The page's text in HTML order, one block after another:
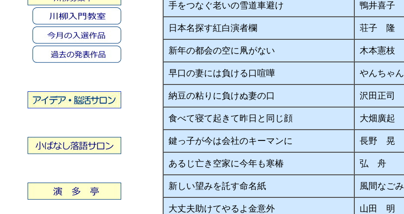
手をつなぐ老いの雪道車避け 鴨井喜子
日本名探す紅白演者欄 荘子 隆
新年の都会の空に凧がない 木本憲枝
早口の妻には負ける口喧嘩 やんちゃん
納豆の粘りに負けぬ妻の口 沢田正司
食べて寝て起きて昨日と同じ顔 大畑廣起
鍵っ子が今は会社のキーマンに 長野 晃
あるじ亡き空家に今年も寒椿 弘 舟
新しい望みを託す命名紙 風間なごみ
大丈夫助けてやるよ金意外 山田 明